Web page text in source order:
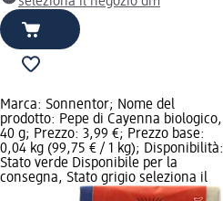
Marca: Sonnentor; Nome del
prodotto: Pepe di Cayenna biologico,
40 g; Prezzo: 3,99 €; Prezzo base:
0,04 kg (99,75 € / 1 kg); Disponibilità:
Stato verde Disponibile per la
consegna, Stato grigio seleziona il